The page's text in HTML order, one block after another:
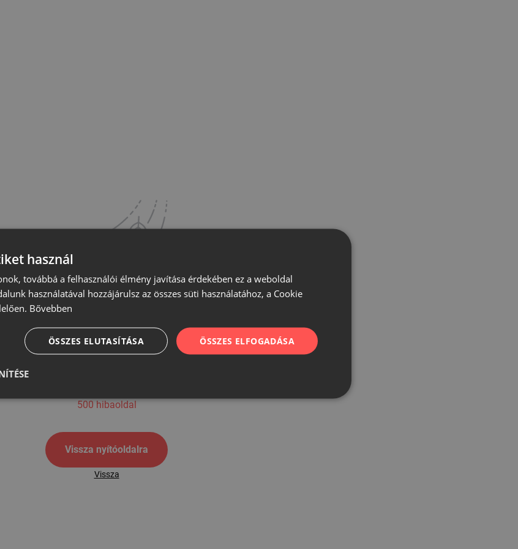
500
500 hibaoldal
Vissza nyítóoldalra
Vissza
használ
továbbá a felhasználói élmény javítása érdekében ez a weboldal
használatával hozzájárulsz az összes süti használatához, a Cookie
Bővebben
ÖSSZES ELFOGADÁSA
ÖSSZES ELUTASÍTÁSA